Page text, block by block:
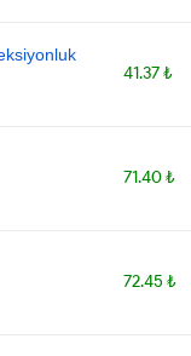
41.37 ₺
71.40 ₺
72.45 ₺